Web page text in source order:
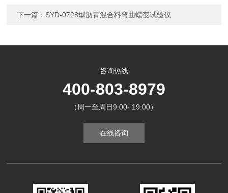
下一篇： SYD-0728型沥青混合料弯曲蠕变试验仪
咨询热线
400-803-8979
（周一至周日9:00- 19:00）
在线咨询